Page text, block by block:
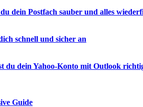
dein Postfach sauber und alles
schnell und sicher an
du dein Yahoo-Konto mit Outlook
Guide